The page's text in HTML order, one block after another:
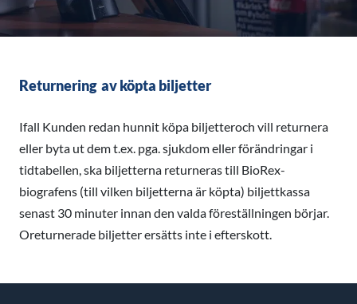
Returnering av köpta biljetter
Ifall Kunden redan hunnit köpa biljetteroch vill returnera
eller byta ut dem t.ex. pga. sjukdom eller förändringar i
tidtabellen, ska biljetterna returneras till BioRex-
biografens (till vilken biljetterna är köpta) biljettkassa
senast 30 minuter innan den valda föreställningen börjar.
Oreturnerade biljetter ersätts inte i efterskott.